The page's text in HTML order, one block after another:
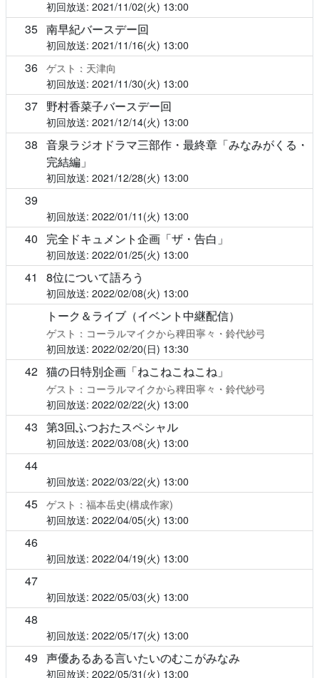
2021/11/02(火) 13:00
35 南早紀バースデー回
2021/11/16(火) 13:00
36 ゲスト：天津向
2021/11/30(火) 13:00
37 野村香菜子バースデー回
2021/12/14(火) 13:00
38 音泉ラジオドラマ三部作・最終章「みなみがくる・
完結編」
2021/12/28(火) 13:00
39
2022/01/11(火) 13:00
40 完全ドキュメント企画「ザ・告白」
2022/01/25(火) 13:00
41 8位について語ろう
2022/02/08(火) 13:00
トーク＆ライブ（イベント中継配信）
ゲスト：コーラルマイクから稗田寧々・鈴代紗弓
2022/02/20(日) 13:30
42 猫の日特別企画「ねこねこねこね」
ゲスト：コーラルマイクから稗田寧々・鈴代紗弓
2022/02/22(火) 13:00
43 第3回ふつおたスペシャル
2022/03/08(火) 13:00
44
2022/03/22(火) 13:00
45 ゲスト：福本岳史(構成作家)
2022/04/05(火) 13:00
46
2022/04/19(火) 13:00
47
2022/05/03(火) 13:00
48
2022/05/17(火) 13:00
49 声優あるある言いたいのむこがみなみ
2022/05/31(火) 13:00